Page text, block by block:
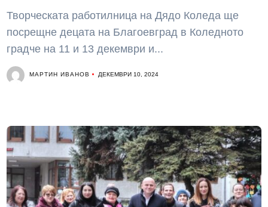
Творческата работилница на Дядо Коледа ще
посрещне децата на Благоевград в Коледното
градче на 11 и 13 декември и...
МАРТИН ИВАНОВ ДЕКЕМВРИ 10, 2024